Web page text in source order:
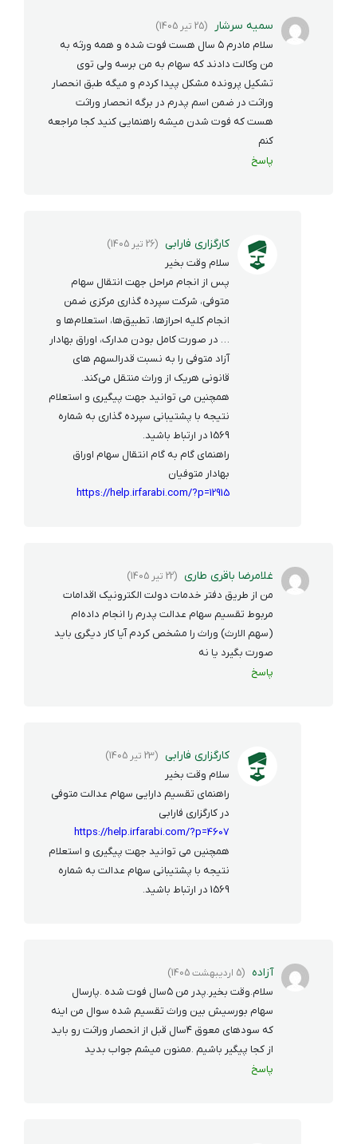
سمیه سرشار (25 تیر 1405)
سلام مادرم ۵ سال هست فوت شده و همه ورثه به
من وکالت دادند که سهام به من برسه ولی توی
تشکیل پرونده مشکل پیدا کردم و میگه طبق انحصار
وراثت در ضمن اسم پدرم در برگه انحصار وراثت
هست که فوت شدن میشه راهنمایی کنید کجا مراجعه
کنم
پاسخ
کارگزاری فارابی (26 تیر 1405)
سلام وقت بخیر
پس از انجام مراحل جهت انتقال سهام
متوفی، شرکت سپرده گذاری مرکزی ضمن
انجام کلیه احراز‌ها، تطبیق‌ها، استعلام‌ها و
… در صورت کامل بودن مدارک، اوراق بهادار
آزاد متوفی را به نسبت قدرالسهم ‌های
قانونی هریک از وراث منتقل می‌کند.
همچنین می توانید جهت پیگیری و استعلام
نتیجه با پشتیبانی سپرده گذاری به شماره
1569 در ارتباط باشید.
راهنمای گام به گام انتقال سهام اوراق
بهادار متوفیان
https://help.irfarabi.com/?p=12915
غلامرضا باقری طاری (22 تیر 1405)
من از طریق دفتر خدمات دولت الکترونیک اقدامات
مربوط تقسیم سهام عدالت پدرم را انجام داده‌ام
(سهم الارث) وراث را مشخص کردم آیا کار دیگری باید
صورت بگیرد یا نه
پاسخ
کارگزاری فارابی (23 تیر 1405)
سلام وقت بخیر
راهنمای تقسیم دارایی سهام عدالت متوفی
در کارگزاری فارابی
https://help.irfarabi.com/?p=4607
همچنین می توانید جهت پیگیری و استعلام
نتیجه با پشتیبانی سهام عدالت به شماره
1569 در ارتباط باشید.
آزاده (5 اردیبهشت 1405)
سلام.وقت بخیر.پدر من ۵سال فوت شده .پارسال
سهام بورسیش بین وراث تقسیم شده سوال من اینه
که سودهای معوق ۴سال قبل از انحصار وراثت رو باید
از کجا پیگیر باشیم .ممنون میشم جواب بدید
پاسخ